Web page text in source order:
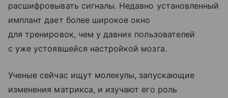
расшифровывать сигналы. Недавно установленный
имплант дает более широкое окно
для тренировок, чем у давних пользователей
с уже устоявшейся настройкой мозга.
Ученые сейчас ищут молекулы, запускающие
изменения матрикса, и изучают его роль